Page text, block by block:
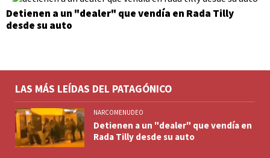
Detienen a un "dealer" que vendía en Rada Tilly
desde su auto
LAS MÁS LEÍDAS DEL PATAGÓNICO
NARCOMENUDEO
Detienen a un "dealer" que vendía en
Rada Tilly desde su auto